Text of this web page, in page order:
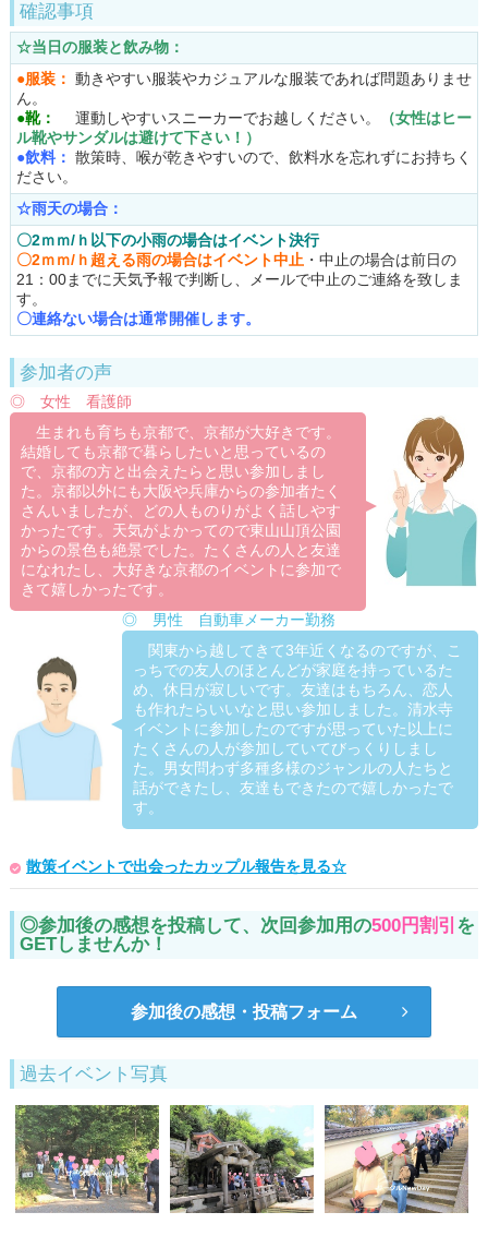
確認事項
☆当日の服装と飲み物：
●服装： 動きやすい服装やカジュアルな服装であれば問題ありませ
ん。
●靴：
運動しやすいスニーカーでお越しください。
（女性はヒー
ル靴やサンダルは避けて下さい！）
●飲料： 散策時、喉が乾きやすいので、飲料水を忘れずにお持ちく
ださい。
☆雨天の場合：
〇2ｍｍ/ｈ以下の小雨の場合はイベント決行
〇2ｍｍ/ｈ超える雨の場合はイベント中止 ・中止の場合は前日の
21：00までに天気予報で判断し、メールで中止のご連絡を致しま
す。
〇連絡ない場合は通常開催します。
参加者の声
◎ 女性 看護師
生まれも育ちも京都で、京都が大好きです。
結婚しても京都で暮らしたいと思っているの
で、京都の方と出会えたらと思い参加しまし
た。京都以外にも大阪や兵庫からの参加者たく
さんいましたが、どの人ものりがよく話しやす
かったです。天気がよかってので東山山頂公園
からの景色も絶景でした。たくさんの人と友達
になれたし、大好きな京都のイベントに参加で
きて嬉しかったです。
◎ 男性 自動車メーカー勤務
関東から越してきて3年近くなるのですが、こ
っちでの友人のほとんどが家庭を持っているた
め、休日が寂しいです。友達はもちろん、恋人
も作れたらいいなと思い参加しました。清水寺
イベントに参加したのですが思っていた以上に
たくさんの人が参加していてびっくりしまし
た。男女問わず多種多様のジャンルの人たちと
話ができたし、友達もできたので嬉しかったで
す。
散策イベントで出会ったカップル報告を見る☆
◎参加後の感想を投稿して、次回参加用の500円割引 を
GETしませんか！
参加後の感想・投稿フォーム
過去イベント写真